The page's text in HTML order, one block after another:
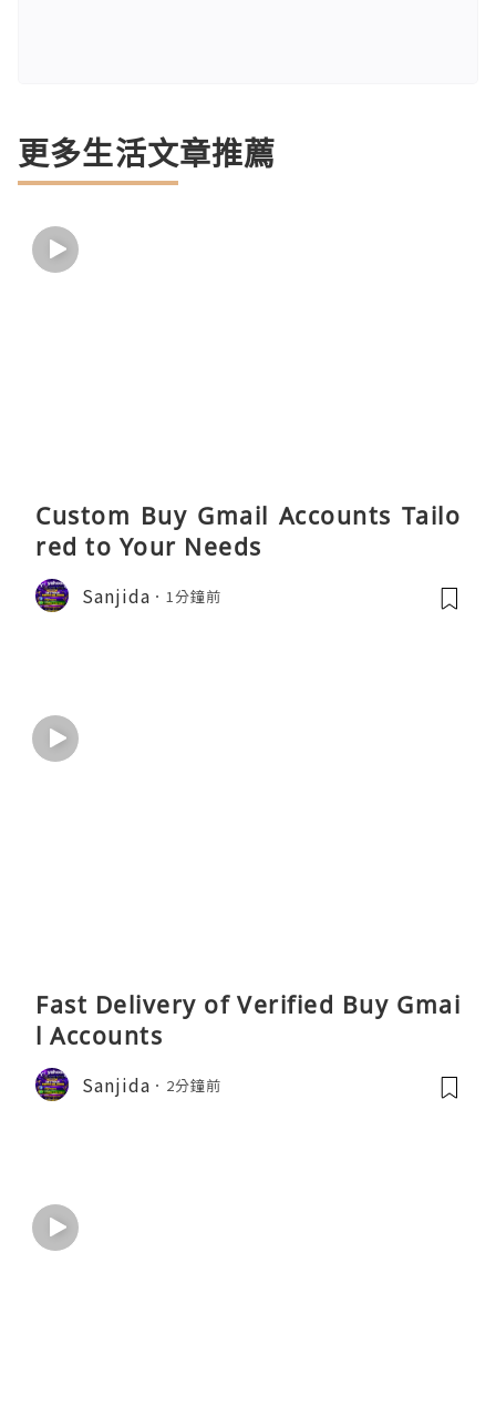
更多生活文章推薦
Custom Buy Gmail Accounts Tailo
red to Your Needs
Sanjida 1分鐘前
Fast Delivery of Verified Buy Gmai
l Accounts
Sanjida 2分鐘前